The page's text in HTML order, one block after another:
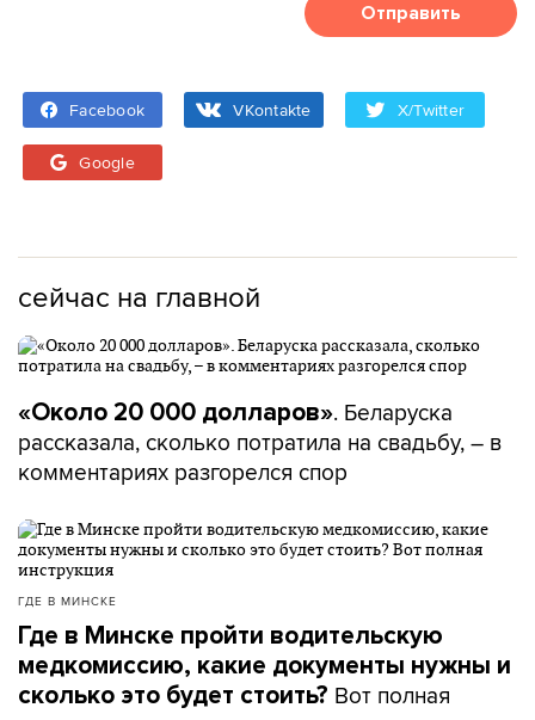
Отправить
Facebook VKontakte X/Twitter
Google
сейчас на главной
«Около 20 000 долларов». Беларуска
рассказала, сколько потратила на свадьбу, – в
комментариях разгорелся спор
ГДЕ В МИНСКЕ
Где в Минске пройти водительскую
медкомиссию, какие документы нужны и
сколько это будет стоить? Вот полная